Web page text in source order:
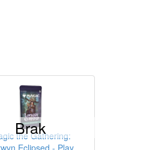
Brak
the Gathering:
Eclipsed - Play